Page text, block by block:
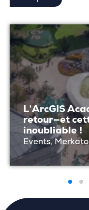
L’ArcGIS
retour—et
inoubliable !
Events,